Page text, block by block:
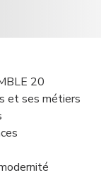
20
et ses métiers